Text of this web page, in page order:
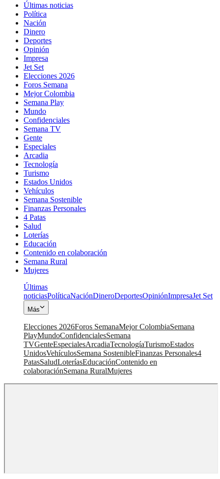
Últimas noticias
Política
Nación
Dinero
Deportes
Opinión
Impresa
Jet Set
Elecciones 2026
Foros Semana
Mejor Colombia
Semana Play
Mundo
Confidenciales
Semana TV
Gente
Especiales
Arcadia
Tecnología
Turismo
Estados Unidos
Vehículos
Semana Sostenible
Finanzas Personales
4 Patas
Salud
Loterías
Educación
Contenido en colaboración
Semana Rural
Mujeres
Últimas
noticiasPolíticaNaciónDineroDeportesOpiniónImpresaJet Set
Más
Elecciones 2026Foros SemanaMejor ColombiaSemana
PlayMundoConfidencialesSemana
TVGenteEspecialesArcadiaTecnologíaTurismoEstados
UnidosVehículosSemana SostenibleFinanzas Personales4
PatasSaludLoteríasEducaciónContenido en
colaboraciónSemana RuralMujeres